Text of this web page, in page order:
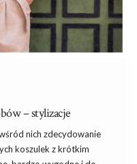
– stylizacje
nich zdecydowanie
koszulek z krótkim